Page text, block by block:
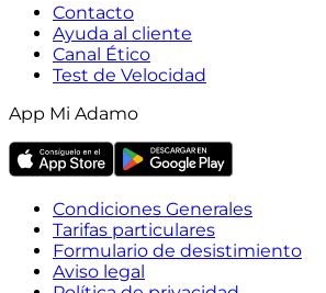
Contacto
Ayuda al cliente
Canal Ético
Test de Velocidad
App Mi Adamo
Condiciones Generales
Tarifas particulares
Formulario de desistimiento
Aviso legal